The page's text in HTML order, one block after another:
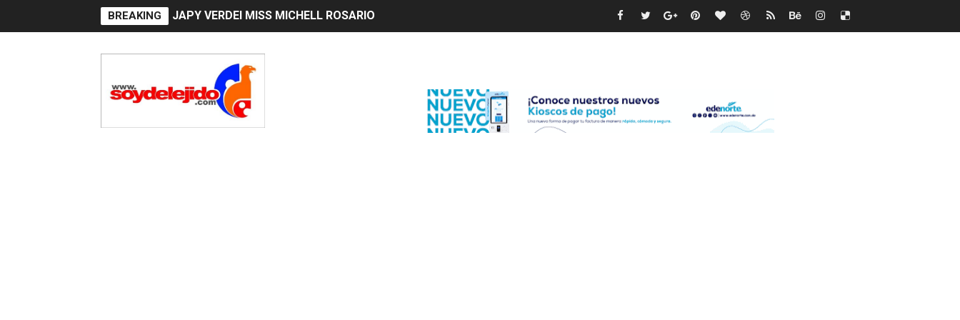
BREAKING JAPY VERDEI MR. EDDY OLIVO (CONTROLANDOELEJIDO.COM)
Dólar bajó 9 cts. y era vendido a $58.44; el euro subió a $68.79
EDENORTE impulsa el desarrollo energético del Cibao Central con nueva subestación de RD$118 millones y modernización total de la red en